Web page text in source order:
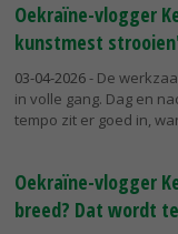
Oekraïne-vlogger
kunstmest
03-04-2026- De
in volle gang. Dag en
tempo zit er goed in,
Oekraïne-vlogger
breed? Dat wordt